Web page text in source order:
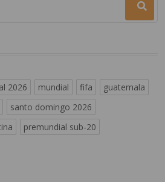
2026 mundial fifa
guatemala
santo domingo 2026
premundial sub-20